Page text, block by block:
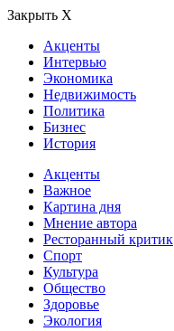
Закрыть Х
Акценты
Интервью
Экономика
Недвижимость
Политика
Бизнес
История
Акценты
Важное
Картина дня
Мнение автора
Ресторанный критик
Спорт
Культура
Общество
Здоровье
Экология